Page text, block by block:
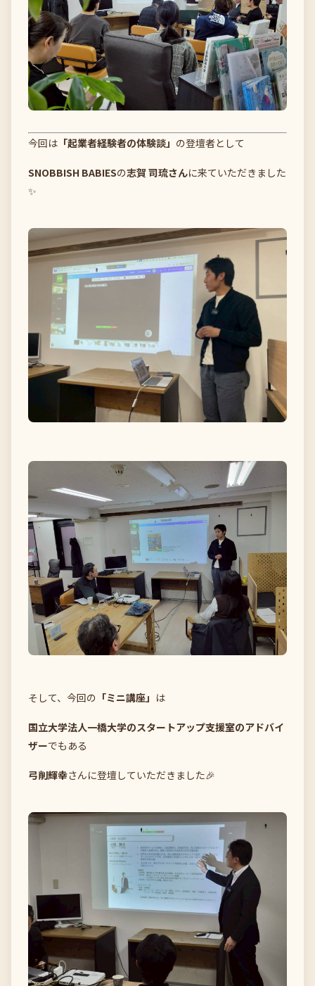
今回は 「起業者経験者の体験談」 の登壇者として
SNOBBISH BABIESの志賀 司琉さんに来ていただきました
✨
そして、今回の 「ミニ講座」 は
国立大学法人一橋大学のスタートアップ支援室のアドバイ
ザーでもある
弓削輝幸さんに登壇していただきました🎉